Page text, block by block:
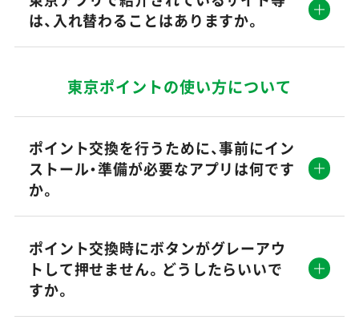
は、入れ替わることはありますか。
東京ポイントの使い方について
ポイント交換を行うために、事前にイン
ストール・準備が必要なアプリは何です
か。
ポイント交換時にボタンがグレーアウ
トして押せません。どうしたらいいで
すか。